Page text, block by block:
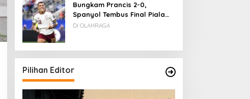
Bungkam Prancis 2-0,
Spanyol Tembus Final Piala
Dunia 2026
Di OLAHRAGA
Pilihan Editor